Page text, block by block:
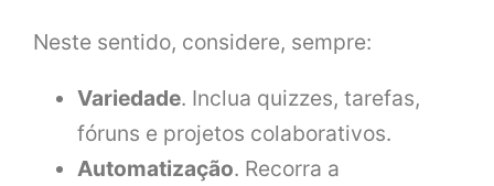
Neste sentido, considere, sempre:
Variedade. Inclua quizzes, tarefas,
fóruns e projetos colaborativos.
Automatização. Recorra a